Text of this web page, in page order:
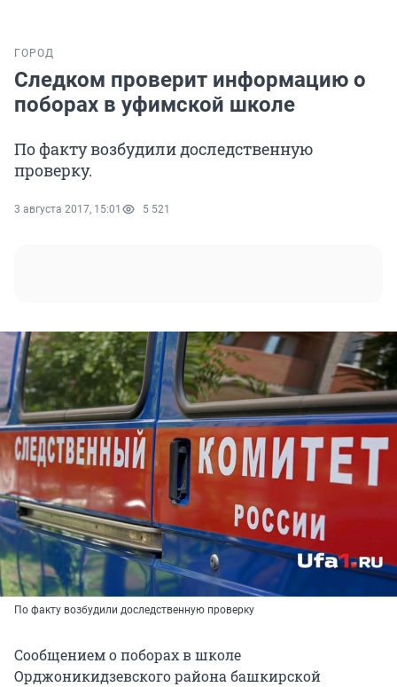
ГОРОД
Следком проверит информацию о
поборах в уфимской школе
По факту возбудили доследственную
проверку.
3 августа 2017, 15:01 5 521
По факту возбудили доследственную проверку
Сообщением о поборах в школе
Орджоникидзевского района башкирской